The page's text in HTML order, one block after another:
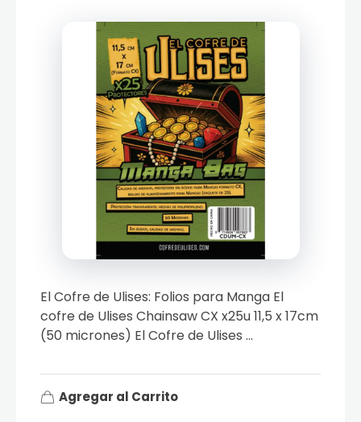
El Cofre de Ulises: Folios para Manga El
cofre de Ulises Chainsaw CX x25u 11,5 x 17cm
(50 micrones) El Cofre de Ulises ...
Agregar al Carrito